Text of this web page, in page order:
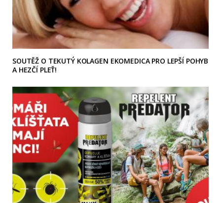
SOUTĚŽ O TEKUTÝ KOLAGEN EKOMEDICA PRO LEPŠÍ POHYB
A HEZČÍ PLEŤ!